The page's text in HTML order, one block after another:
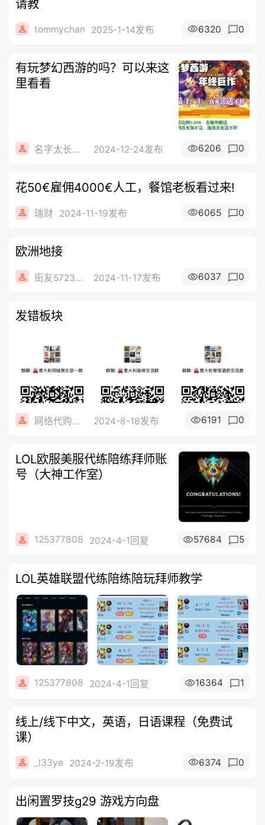
请教
tommychan 2025-1-14发布 6320 0
有玩梦幻西游的吗？可以来这
里看看
名字太长不好记 2024-12-24发布 6206 0
花50€雇佣4000€人工，餐馆老板看过来!
瑞财 2024-11-19发布 6065 0
欧洲地接
街友57230677 2024-11-17发布 6037 0
发错板块
网络代购小哥哥 2024-8-18发布 6191 0
LOL欧服美服代练陪练拜师账
号（大神工作室）
125377808 2024-4-1回复 57684 5
LOL英雄联盟代练陪练陪玩拜师教学
125377808 2024-4-1回复 16364 1
线上/线下中文，英语，日语课程（免费试
课）
_l33ye 2024-2-19发布 6374 0
出闲置罗技g29 游戏方向盘